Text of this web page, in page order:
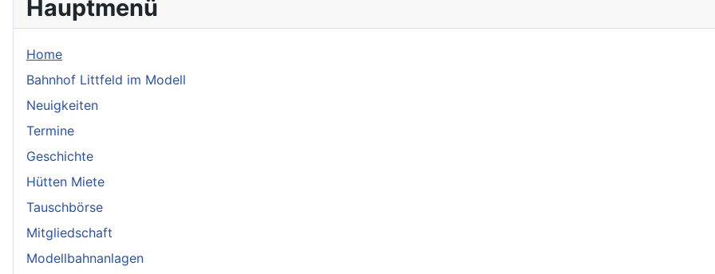
Hauptmenü
Home
Bahnhof Littfeld im Modell
Neuigkeiten
Termine
Geschichte
Hütten Miete
Tauschbörse
Mitgliedschaft
Modellbahnanlagen